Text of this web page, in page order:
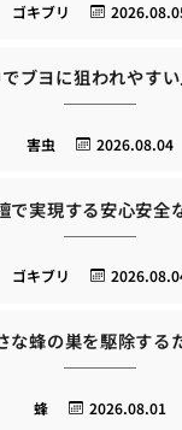
ゴキブリ
ブヨに狙われやす
2026.08.04
害虫
で実現する安心安全
ゴキブリ
な蜂の巣を駆除する
2026.08.01
蜂